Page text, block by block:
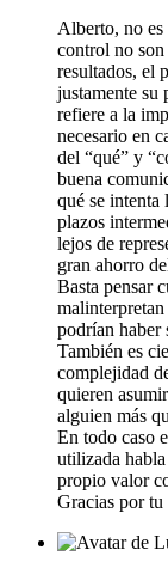
Alberto, no
control no
resultados, el
justamente su
refiere a la
necesario en
del “qué” y
buena
qué se intenta
plazos
lejos de
gran ahorro
Basta pensar
podrían haber
También es
complejidad
quieren
alguien más
En todo caso
utilizada
propio valor
Gracias por